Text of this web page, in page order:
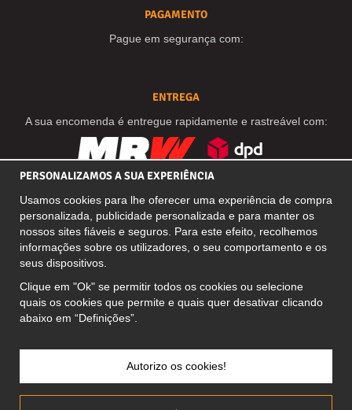
PAGAMENTO
Pague em segurança com:
ENTREGA
A sua encomenda é entregue rapidamente e rastreável com:
MORADA COMERCIAL
Narva mnt 5, EE-10117 Tallinn
Reg: 12356245
PERSONALIZAMOS A SUA EXPERIÊNCIA
Usamos cookies para lhe oferecer uma experiência de compra
personalizada, publicidade personalizada e para manter os
nossos sites fiáveis e seguros. Para este efeito, recolhemos
informações sobre os utilizadores, o seu comportamento e os
seus dispositivos.
Clique em "Ok" se permitir todos os cookies ou selecione
quais os cookies que permite e quais quer desativar clicando
abaixo em “Definições”.
Autorizo os cookies!